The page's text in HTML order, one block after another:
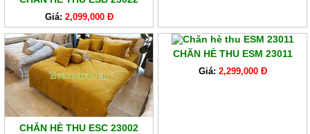
Giá: 2,099,000 Đ
CHĂN HÈ THU ESC 23002
CHĂN HÈ THU ESM 23011
Giá: 2,299,000 Đ